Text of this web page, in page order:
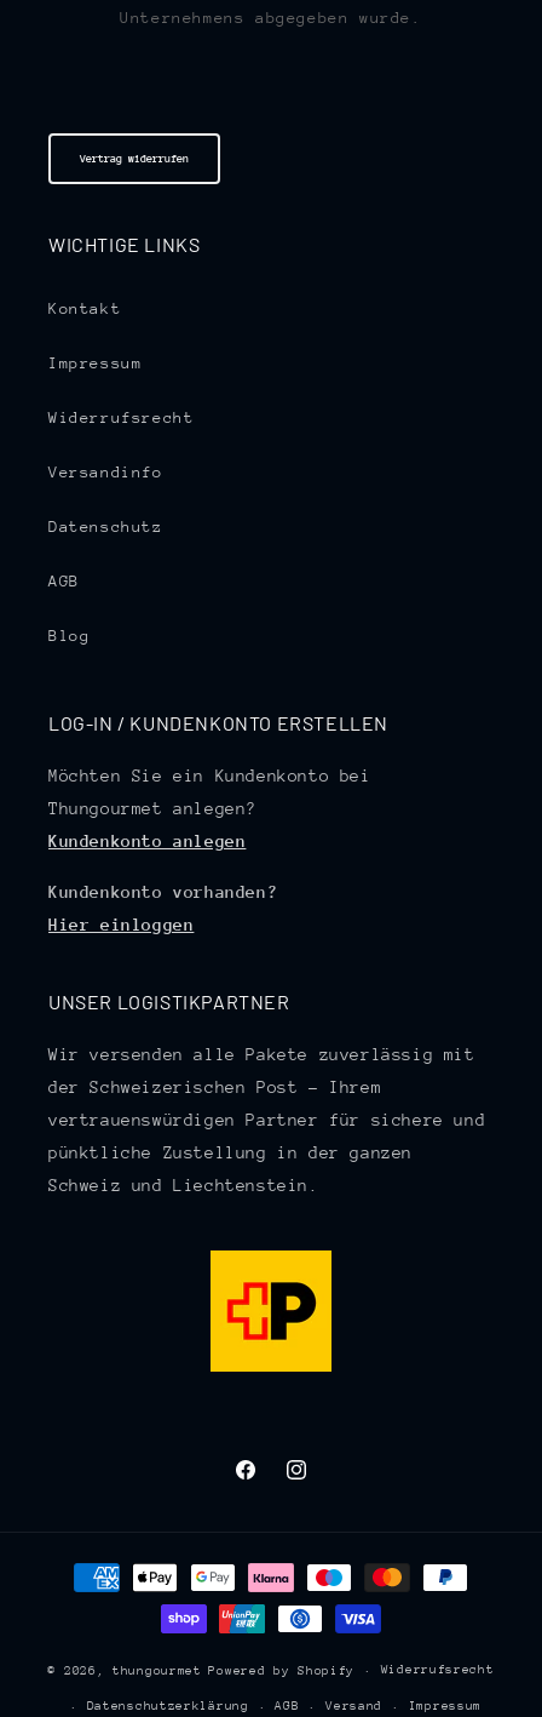
Unternehmens abgegeben wurde.
Vertrag widerrufen
WICHTIGE LINKS
Kontakt
Impressum
Widerrufsrecht
Versandinfo
Datenschutz
AGB
Blog
LOG-IN / KUNDENKONTO ERSTELLEN
Möchten Sie ein Kundenkonto bei
Thungourmet anlegen?
Kundenkonto anlegen
Kundenkonto vorhanden?
Hier einloggen
UNSER LOGISTIKPARTNER
Wir versenden alle Pakete zuverlässig mit
der Schweizerischen Post – Ihrem
vertrauenswürdigen Partner für sichere und
pünktliche Zustellung in der ganzen
Schweiz und Liechtenstein.
FacebookInstagram
Zahlungsmethoden
© 2026,thungourmet Powered by Shopify Widerrufsrecht
Datenschutzerklärung AGB Versand Impressum